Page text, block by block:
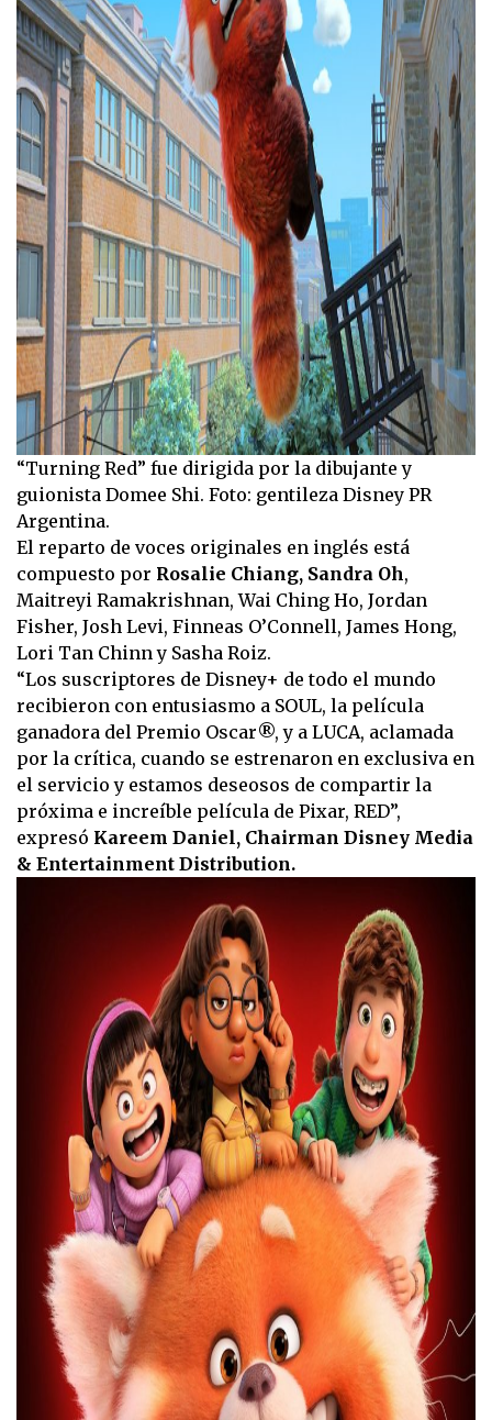
“Turning Red” fue dirigida por la dibujante y
guionista Domee Shi. Foto: gentileza Disney PR
Argentina.
El reparto de voces originales en inglés está
compuesto por Rosalie Chiang, Sandra Oh,
Maitreyi Ramakrishnan, Wai Ching Ho, Jordan
Fisher, Josh Levi, Finneas O’Connell, James Hong,
Lori Tan Chinn y Sasha Roiz.
“Los suscriptores de Disney+ de todo el mundo
recibieron con entusiasmo a SOUL, la película
ganadora del Premio Oscar®, y a LUCA, aclamada
por la crítica, cuando se estrenaron en exclusiva en
el servicio y estamos deseosos de compartir la
próxima e increíble película de Pixar, RED”,
expresó Kareem Daniel, Chairman Disney Media
& Entertainment Distribution.